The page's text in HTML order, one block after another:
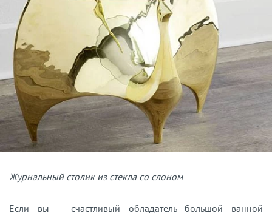
Журнальный столик из стекла со слоном
Если вы – счастливый обладатель большой ванной